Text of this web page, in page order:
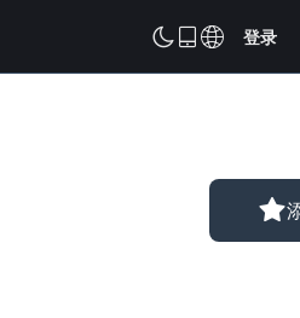
 登录
